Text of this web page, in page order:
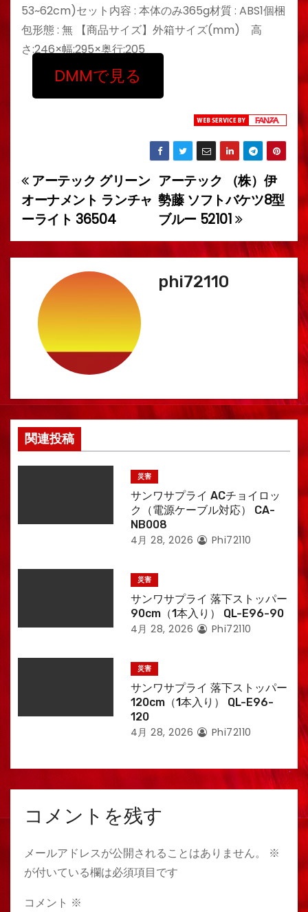
53~62cm)セット内容 : 本体のみ365g材質 : ABS1個梱
包形態 : 無 【商品サイズ】外箱サイズ(mm) 高
さ:246×幅:295×奥行:205
DMMで見る
投
稿
ナ
ゲ
ー
ン
アーテック （株）伊
勢藤 ソフトバケツ8型
ブルー 52101
アーテック グリーン
オーナメント ランチャ
ーライト 36504
phi72110
関連投稿
災害
サンワサプライ ACチョイロッ
ク（電源ケーブル対応） CA-
NB008
4月 28, 2026 Phi72110
災害
サンワサプライ 落下ストッパー
90cm（1本入り） QL-E96-90
4月 28, 2026 Phi72110
災害
サンワサプライ 落下ストッパー
120cm（1本入り） QL-E96-
120
4月 28, 2026 Phi72110
コメントを残す
メールアドレスが公開されることはありません。
※
が付いている欄は必須項目です
コメント ※